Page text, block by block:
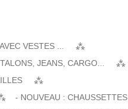
VESTES ...
JEANS, CARGO...
- NOUVEAU : CHAUSSETTES